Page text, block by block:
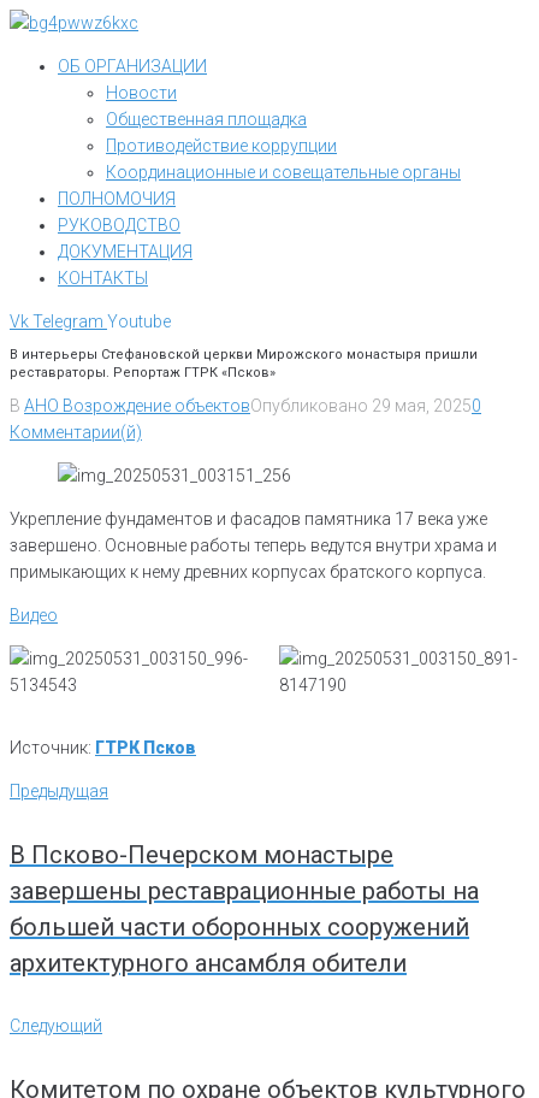
Перейти
контентуОБ ОРГАНИЗАЦИИ
Новости
Общественная площадка
Противодействие коррупции
Координационные и совещательные органы
ПОЛНОМОЧИЯ
РУКОВОДСТВО
ДОКУМЕНТАЦИЯ
КОНТАКТЫ
VkTelegram Youtube
В интерьеры Стефановской церкви Мирожского монастыря пришли
реставраторы. Репортаж ГТРК «Псков»
В АНО Возрождение объектовОпубликовано 29 мая, 20250
Комментарии(й)
Укрепление фундаментов и фасадов памятника 17 века уже
завершено. Основные работы теперь ведутся внутри храма и
примыкающих к нему древних корпусах братского корпуса.
Видео
Источник: ГТРК Псков
Навигация
по
Предыдущая
Предыдущая
В Псково-Печерском монастыре
завершены реставрационные работы на
большей части оборонных сооружений
архитектурного ансамбля обители
Следующий
Следующий
Комитетом по охране объектов культурного